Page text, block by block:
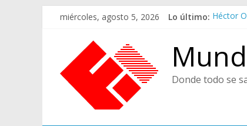
Saltarmiércoles, agosto 5, 2026 Lo último: Héctor
De
Juicios,
Donde todo se